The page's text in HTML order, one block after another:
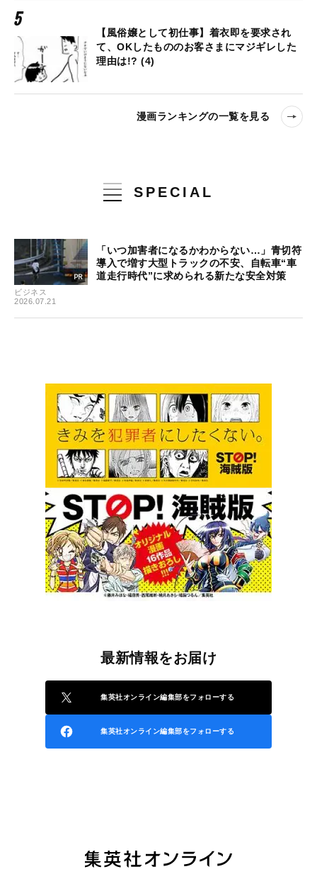
【風俗嬢として初仕事】着衣即を要求され
て、OKしたもののお客さまにマジギレした
理由は!? (4)
漫画ランキングの一覧を見る
SPECIAL
ビジネス
2026.07.21
「いつ加害者になるかわからない…」青切符
導入で増す大型トラックの不安、自転車“車
道走行時代”に求められる新たな安全対策
最新情報をお届け
集英社オンライン編集部をフォローする
集英社オンライン編集部をフォローする